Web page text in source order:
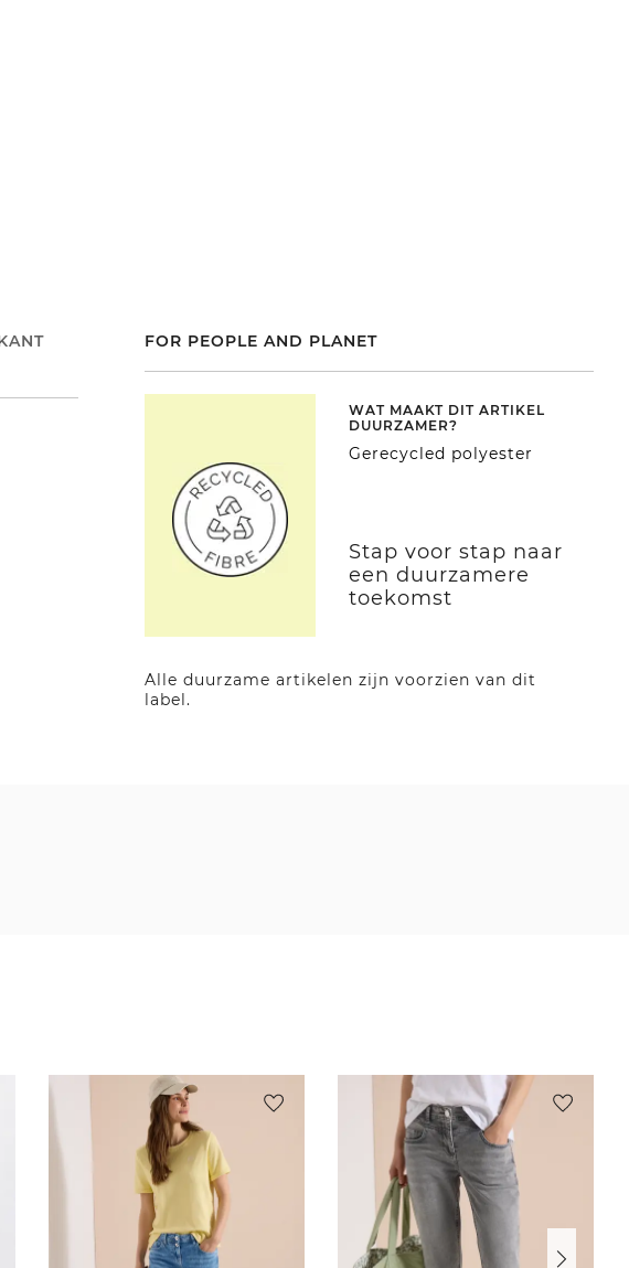
FOR PEOPLE AND PLANET
WAT MAAKT DIT ARTIKEL
DUURZAMER?
Gerecycled polyester
Stap voor stap naar
een duurzamere
toekomst
Alle duurzame artikelen zijn voorzien van dit
label.